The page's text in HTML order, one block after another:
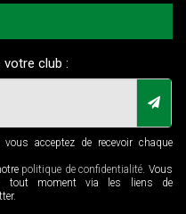
club :
acceptez de recevoir chaque
politique de confidentialité. Vous
tout moment via les liens de